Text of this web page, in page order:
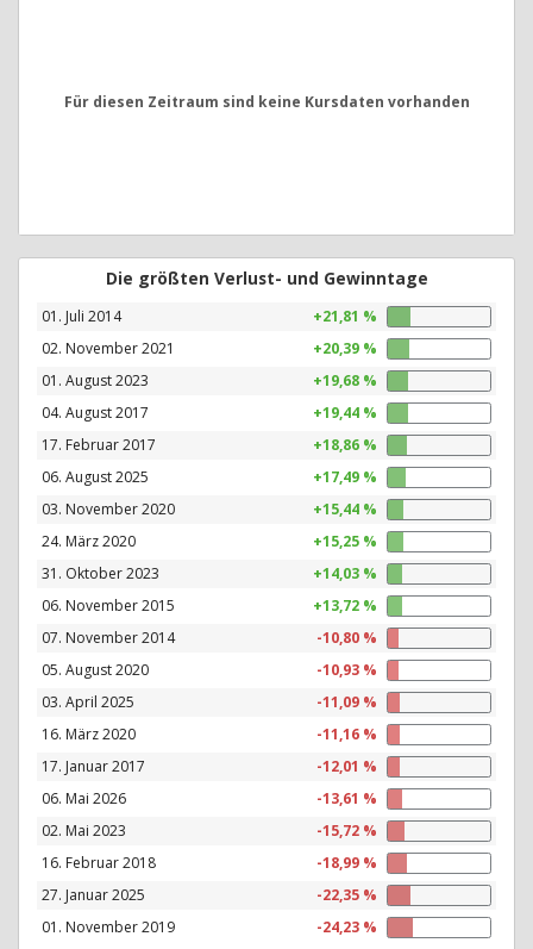
Für diesen Zeitraum sind keine Kursdaten vorhanden
Die größten Verlust- und Gewinntage
01. Juli 2014
+21,81 %
02. November 2021
+20,39 %
01. August 2023
+19,68 %
04. August 2017
+19,44 %
17. Februar 2017
+18,86 %
06. August 2025
+17,49 %
03. November 2020
+15,44 %
24. März 2020
+15,25 %
31. Oktober 2023
+14,03 %
06. November 2015
+13,72 %
07. November 2014
-10,80 %
05. August 2020
-10,93 %
03. April 2025
-11,09 %
16. März 2020
-11,16 %
17. Januar 2017
-12,01 %
06. Mai 2026
-13,61 %
02. Mai 2023
-15,72 %
16. Februar 2018
-18,99 %
27. Januar 2025
-22,35 %
01. November 2019
-24,23 %